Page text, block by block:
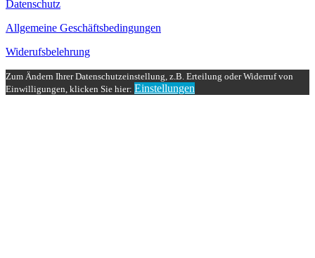
Datenschutz
Allgemeine Geschäftsbedingungen
Widerufsbelehrung
Zum Ändern Ihrer Datenschutzeinstellung, z.B. Erteilung oder Widerruf von
Einwilligungen, klicken Sie hier: Einstellungen